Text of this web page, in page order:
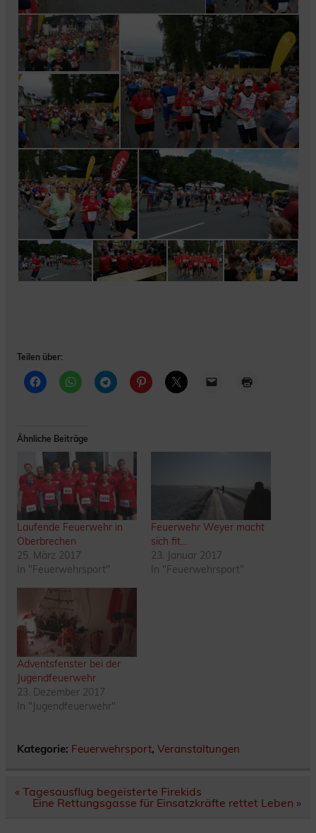
Teilen über:
Ähnliche Beiträge
Laufende Feuerwehr in
Oberbrechen
25. März 2017
In "Feuerwehrsport"
Feuerwehr Weyer macht
sich fit…
23. Januar 2017
In "Feuerwehrsport"
Adventsfenster bei der
Jugendfeuerwehr
23. Dezember 2017
In "Jugendfeuerwehr"
Kategorie: Feuerwehrsport, Veranstaltungen
Beitragsnavigation
« Tagesausflug begeisterte Firekids
Eine Rettungsgasse für Einsatzkräfte rettet Leben »